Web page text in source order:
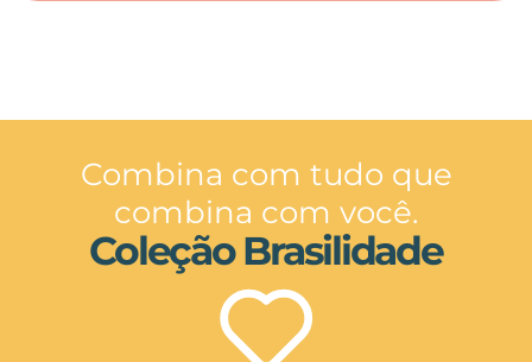
Combina com tudo que
combina com você.
Coleção Brasilidade